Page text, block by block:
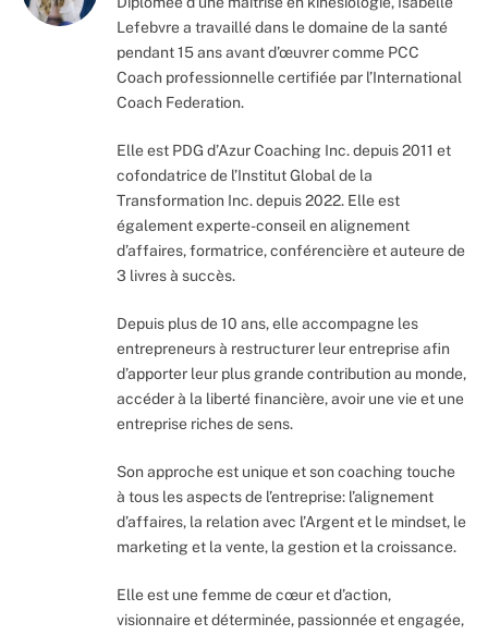
Lefebvre a travaillé dans le domaine de la santé
pendant 15 ans avant d’œuvrer comme PCC
Coach professionnelle certifiée par l’International
Coach Federation.
Elle est PDG d’Azur Coaching Inc. depuis 2011 et
cofondatrice de l’Institut Global de la
Transformation Inc. depuis 2022. Elle est
également experte-conseil en alignement
d’affaires, formatrice, conférencière et auteure de
3 livres à succès.
Depuis plus de 10 ans, elle accompagne les
entrepreneurs à restructurer leur entreprise afin
d’apporter leur plus grande contribution au monde,
accéder à la liberté financière, avoir une vie et une
entreprise riches de sens.
Son approche est unique et son coaching touche
à tous les aspects de l’entreprise: l’alignement
d’affaires, la relation avec l’Argent et le mindset, le
marketing et la vente, la gestion et la croissance.
Elle est une femme de cœur et d’action,
visionnaire et déterminée, passionnée et engagée,